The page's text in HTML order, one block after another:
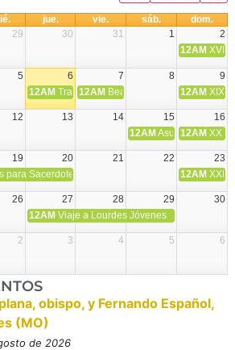
jue. vie. sáb.
dom.
29 30 31 1
2
12AM XVIII
5 6 7 8
9
a Japón.
12AM Transfiguración del Señor
12AM Beatos Cruz Laplana,
12AM XIX
12 13 14 15
16
12AM Asunción de la
12AM XX
19 20 21 22
23
para Sacerdotes. Priego. 12AM XXI
26 27 28 29
30
12AM Viaje a Lourdes Jóvenes
2 3 4 5 6
obispo, y Fernando Español,
(MO)
de 2026